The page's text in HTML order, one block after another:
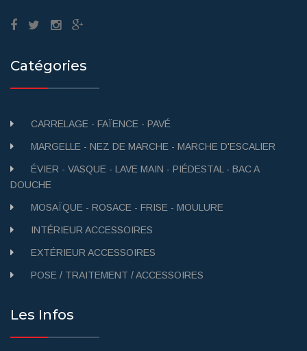
Catégories
CARRELAGE - FAÏENCE - PAVÉ
MARGELLE - NEZ DE MARCHE - MARCHE D'ESCALIER
ÉVIER - VASQUE - LAVE MAIN - PIÉDESTAL - BAC A
DOUCHE
MOSAÏQUE - ROSACE - FRISE - MOULURE
INTÉRIEUR ACCESSOIRES
EXTÉRIEUR ACCESSOIRES
POSE / TRAITEMENT / ACCESSOIRES
Les Infos